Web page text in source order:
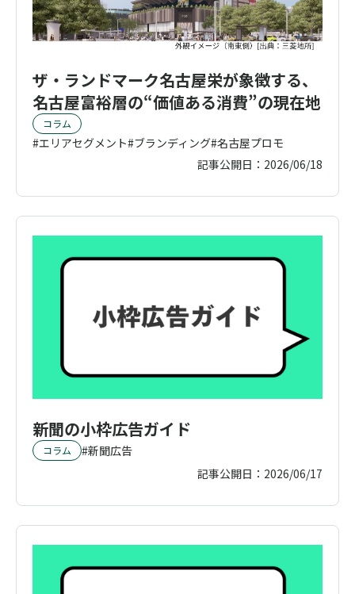
ザ・ランドマーク名古屋栄が象徴する、
名古屋富裕層の“価値ある消費”の現在地
コラム
エリアセグメント ブランディング 名古屋プロモ
記事公開日： 2026/06/18
新聞の小枠広告ガイド
コラム
新聞広告
記事公開日： 2026/06/17